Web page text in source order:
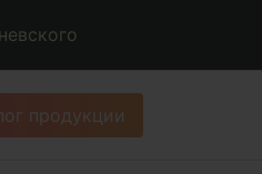
продукции